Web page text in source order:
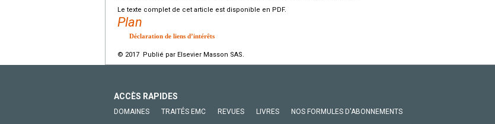
Le texte complet de cet article est disponible en PDF.
Plan
Déclaration de liens d’intérêts
© 2017 Publié par Elsevier Masson SAS.
ACCÈS RAPIDES
DOMAINES TRAITÉS EMC REVUES LIVRES NOS FORMULES D'ABONNEMENTS